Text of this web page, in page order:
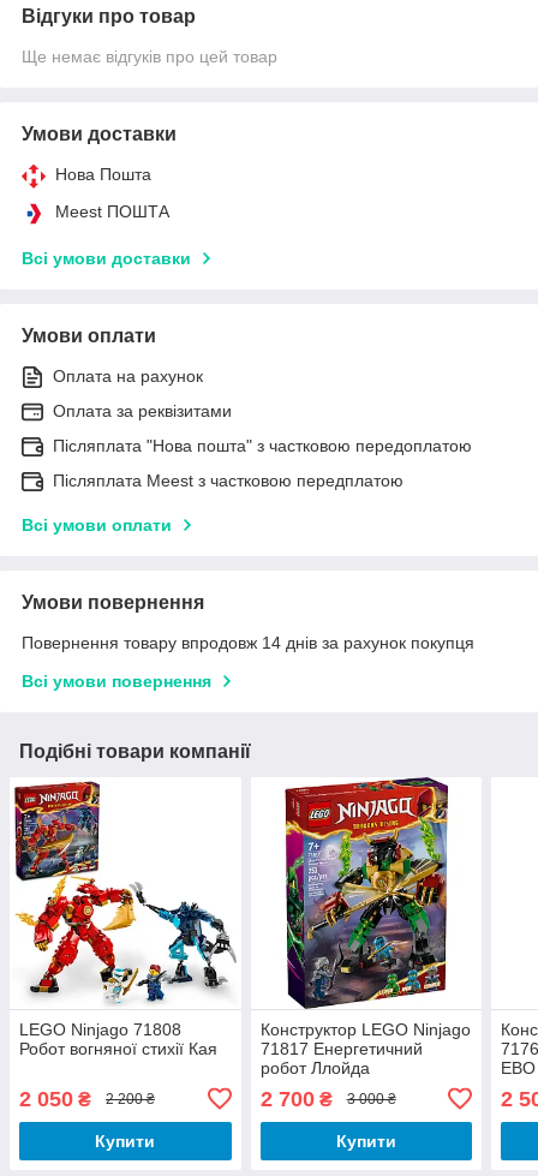
Відгуки про товар
Ще немає відгуків про цей товар
Умови доставки
Нова Пошта
Meest ПОШТА
Всі умови доставки
Умови оплати
Оплата на рахунок
Оплата за реквізитами
Післяплата "Нова пошта" з частковою передоплатою
Післяплата Meest з частковою передплатою
Всі умови оплати
Умови повернення
Повернення товару впродовж 14 днів за рахунок покупця
Всі умови повернення
Подібні товари компанії
LEGO Ninjago 71808
Робот вогняної стихії Кая
2 050 ₴ 2 200 ₴
Купити
Конструктор LEGO Ninjago
71817 Енергетичний
робот Ллойда
2 700₴ 3 000 ₴
Купити
ЕВО
2